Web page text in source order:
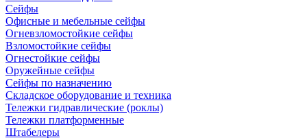
Сейфы
Офисные и мебельные сейфы
Огневзломостойкие сейфы
Взломостойкие сейфы
Огнестойкие сейфы
Оружейные сейфы
Сейфы по назначению
Складское оборудование и техника
Тележки гидравлические (роклы)
Тележки платформенные
Штабелеры